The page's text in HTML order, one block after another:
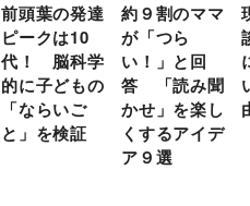
前頭葉の発達
ピークは10
代！ 脳科学
的に子どもの
「ならいご
と」を検証
約９割のママ
が「つら
い！」と回
答 「読み聞
かせ」を楽し
くするアイデ
ア９選